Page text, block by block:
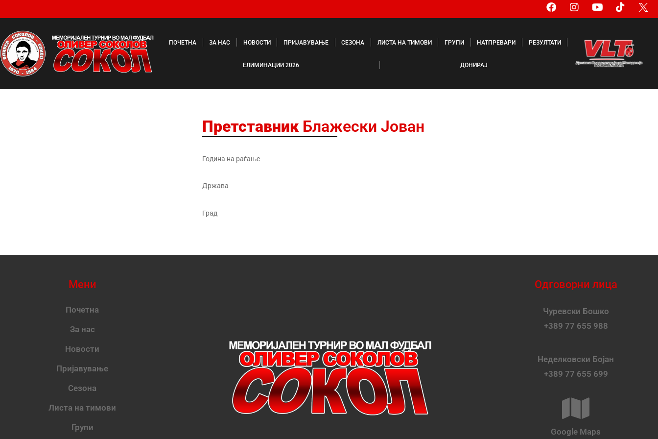
ПОЧЕТНА ЗА НАС НОВОСТИ ПРИЈАВУВАЊЕ СЕЗОНА ЛИСТА НА ТИМОВИ ГРУПИ НАТПРЕВАРИ РЕЗУЛТАТИ
ЕЛИМИНАЦИИ 2026 ДОНИРАЈ
ПретставникБлажески Јован
Година на раѓање
Држава
Град
Мени
Почетна
За нас
Новости
Пријавување
Сезона
Листа на тимови
Групи
Одговорни лица
Чуревски Бошко
+389 77 655 988
Неделковски Бојан
+389 77 655 699
Google Maps